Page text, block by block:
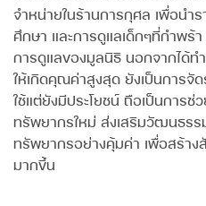
จำหน่ายในร้านการกุศล เพื่อนำ
ศึกษา และการดูแลเด็กๆที่กำพร้
การดูแลของมูลนิธิ นอกจากได้ท
ให้เกิดคุณค่าสูงสุด ยังเป็นการจั
ใช้แต่ยังมีประโยชน์ ถือเป็นการ
ทรัพยากรใหม่ ส่งเสริมวัฒนธรร
ทรัพยากรอย่างคุ้มค่า เพื่อสร้าง
มากขึ้น